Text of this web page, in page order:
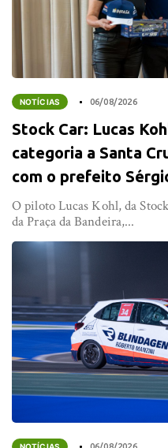
NOTÍCIAS 06/08/2026
Stock Car: Lucas
categoria a Santa
com o prefeito
O piloto Lucas Kohl, da
da Praça da Bandeira,...